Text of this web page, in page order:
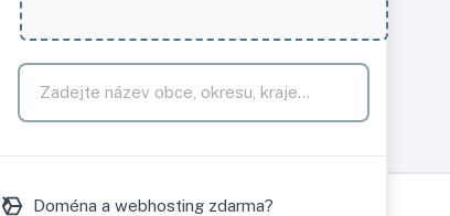
Doména a webhosting zdarma?